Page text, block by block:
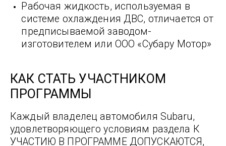
Рабочая жидкость, используемая в
системе охлаждения ДВС, отличается от
предписываемой заводом-
изготовителем или ООО «Субару Мотор»
КАК СТАТЬ УЧАСТНИКОМ
ПРОГРАММЫ
Каждый владелец автомобиля Subaru,
удовлетворяющего условиям раздела К
УЧАСТИЮ В ПРОГРАММЕ ДОПУСКАЮТСЯ,